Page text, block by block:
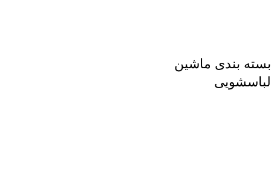
بسته بندی ماشین
لباسشویی